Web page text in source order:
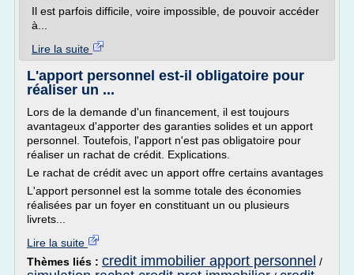
Il est parfois difficile, voire impossible, de pouvoir accéder
à...
Lire la suite
L'apport personnel est-il obligatoire pour
réaliser un ...
Lors de la demande d'un financement, il est toujours
avantageux d'apporter des garanties solides et un apport
personnel. Toutefois, l'apport n'est pas obligatoire pour
réaliser un rachat de crédit. Explications.
Le rachat de crédit avec un apport offre certains avantages
L'apport personnel est la somme totale des économies
réalisées par un foyer en constituant un ou plusieurs
livrets...
Lire la suite
Thèmes liés : credit immobilier apport personnel /